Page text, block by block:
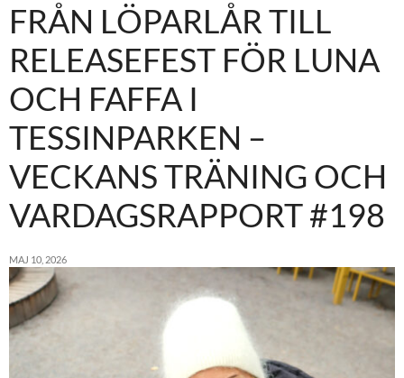
FRÅN LÖPARLÅR TILL
RELEASEFEST FÖR LUNA
OCH FAFFA I
TESSINPARKEN –
VECKANS TRÄNING OCH
VARDAGSRAPPORT #198
MAJ 10, 2026